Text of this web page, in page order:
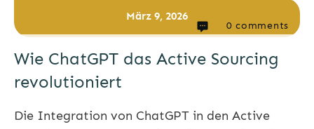
März 9, 2026
0 comments
Wie ChatGPT das Active Sourcing
revolutioniert
Die Integration von ChatGPT in den Active